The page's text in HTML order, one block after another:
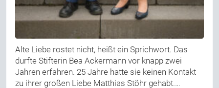
Alte Liebe rostet nicht, heißt ein Sprichwort. Das
durfte Stifterin Bea Ackermann vor knapp zwei
Jahren erfahren. 25 Jahre hatte sie keinen Kontakt
zu ihrer großen Liebe Matthias Stöhr gehabt.…